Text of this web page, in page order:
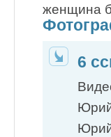
женщина
6